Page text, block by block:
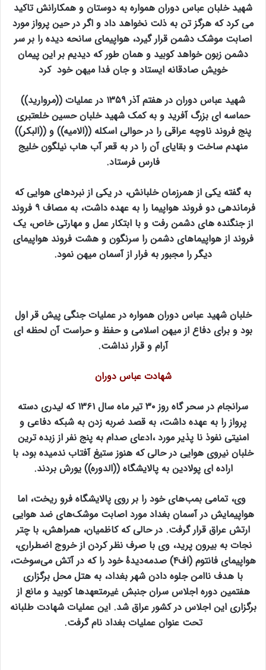
شهید خلبان عباس دوران همواره به دوستان و همکارانش تاکید
می کرد که هرگز تن به ذلت نخواهد داد و اگر در حین پرواز مورد
اصابت موشک دشمن قرار گیرد، هواپیمای سانحه دیده را بر سر
دشمن زبون خواهد کوبید و همان طور که دیدیم بر این پیمان
خویش صادقانه ایستاد و جان فدا میهن خود کرد
شهید عباس دوران در هفتم آذر ۱۳۵۹ در عملیات ((مروارید))
حماسه ای بزرگ آفرید و به کمک شهید خلبان حسین خلعتبری
پنج فروند ناوچه عراقی را در حوالی اسکله ((الامیه)) و ((البکر))
منهدم ساخت و بقایای آن را در به قعر آب هاب نیلگون خلیج
فارس فرستاد.
به گفته یکی از همرزمان خلبانش، در یکی از نبردهای هوایی که
فرماندهی دو فروند هواپیما را به عهده داشت، به مصاف ۹ فروند
از جنگنده های دشمن رفت و با ابتکار عمل و مهارتی خاص، یک
فروند از هواپیماهای دشمن را سرنگون و هشت فروند هواپیمای
دیگر را مجبور به فرار از آسمان میهن نمود.
خلبان شهید عباس دوران همواره در عملیات جنگی پیش قر اول
بود و برای دفاع از میهن اسلامی و حفظ و حراست آن لحظه ای
آرام و قرار نداشت.
شهادت عباس دوران
سرانجام در سحر گاه روز ۳۰ تیر ماه سال ۱۳۶۱ که لیدری دسته
پرواز را به عهده داشت، به قصد ضربه زدن به شبکه دفاعی و
امنیتی نفوذ نا پذیر مورد ،ادعای صدام به پنج نفر از زبده ترین
خلبان نیروی هوایی در حالی که هنوز ستیغ آفتاب ندمیده بود، با
اراده ای پولادین به پالایشگاه ((الدوره)) یورش بردند.
وی، تمامی بمب‌های خود را بر روی پالایشگاه فرو ریخت، اما
هواپیمایش در آسمان بغداد مورد اصابت موشک‌های ضد هوایی
ارتش عراق قرار گرفت. در حالی که کاظمیان، همراهش، با چتر
نجات به بیرون پرید، وی با صرف نظر کردن از خروج اضطراری،
هواپیمای فانتوم (اف۴) صدمه‌دیدهٔ خود را که در آتش می‌سوخت،
با هدف ناامن جلوه دادن شهر بغداد، به هتل محل برگزاری
هفتمین دوره اجلاس سران جنبش غیرمتعهدها کوبید و مانع از
برگزاری این اجلاس در کشور عراق شد. این عملیات شهادت طلبانه
تحت عنوان عملیات بغداد نام گرفت.